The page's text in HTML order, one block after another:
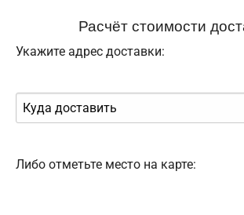
Расчёт стоимости
Укажите адрес доставки:
Либо отметьте место на карте: